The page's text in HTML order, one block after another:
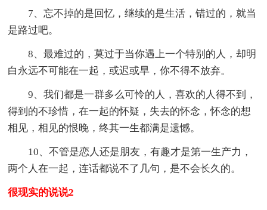
7、忘不掉的是回忆，继续的是生活，错过的，就当
是路过吧。
8、最难过的，莫过于当你遇上一个特别的人，却明
白永远不可能在一起，或迟或早，你不得不放弃。
9、我们都是一群多么可怜的人，喜欢的人得不到，
得到的不珍惜，在一起的怀疑，失去的怀念，怀念的想
相见，相见的恨晚，终其一生都满是遗憾。
10、不管是恋人还是朋友，有趣才是第一生产力，
两个人在一起，连话都说不了几句，是不会长久的。
很现实的说说2